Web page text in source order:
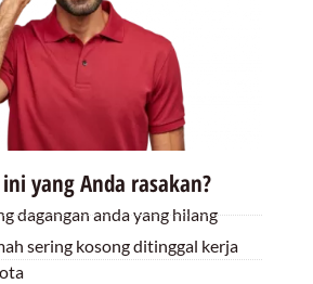
yang Anda rasakan?
dagangan anda yang hilang
sering kosong ditinggal kerja